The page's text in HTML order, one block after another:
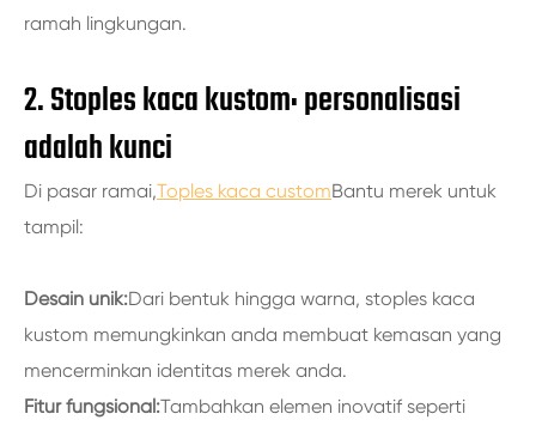
ramah lingkungan.
2. Stoples kaca kustom: personalisasi
adalah kunci
Di pasar ramai,Toples kaca customBantu merek untuk
tampil:
Desain unik:Dari bentuk hingga warna, stoples kaca
kustom memungkinkan anda membuat kemasan yang
mencerminkan identitas merek anda.
Fitur fungsional:Tambahkan elemen inovatif seperti